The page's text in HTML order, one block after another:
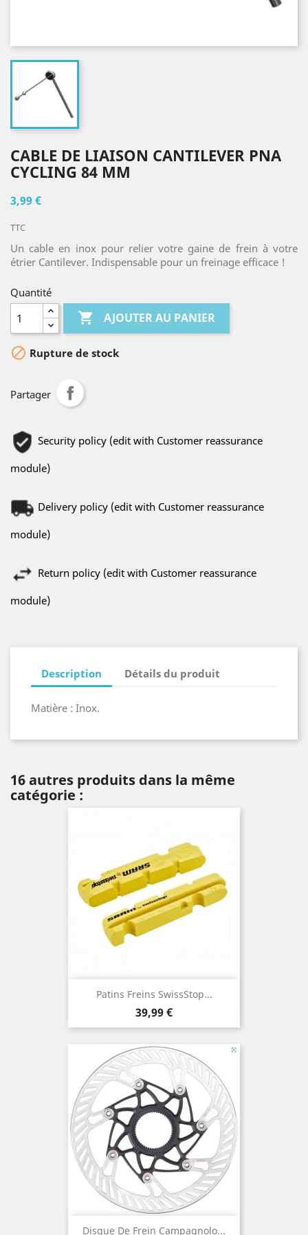
CABLE DE LIAISON CANTILEVER PNA
CYCLING 84 MM
3,99 €
TTC
Un cable en inox pour relier votre gaine de frein à votre
étrier Cantilever. Indispensable pour un freinage efficace !
Quantité
 AJOUTER AU PANIER
 Rupture de stock
Partager
Security policy (edit with Customer reassurance
module)
Delivery policy (edit with Customer reassurance
module)
Return policy (edit with Customer reassurance
module)
Description Détails du produit
Matière : Inox.
16 autres produits dans la même
catégorie :
Patins Freins SwissStop...
Prix
39,99 €
Disque De Frein Campagnolo...